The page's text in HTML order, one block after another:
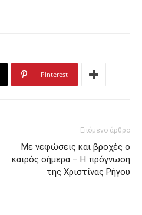
Pinterest
Επόμενο άρθρο
Με νεφώσεις και βροχές ο
καιρός σήμερα – Η πρόγνωση
της Χριστίνας Ρήγου